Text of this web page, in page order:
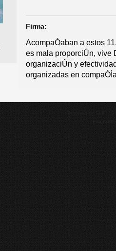
Firma:
AcompaÒaban a estos
es mala proporciÛn, vive
organizaciÛn y
organizadas en